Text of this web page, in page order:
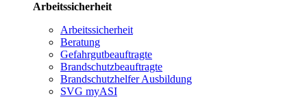
Arbeitssicherheit
Arbeitssicherheit
Beratung
Gefahrgutbeauftragte
Brandschutzbeauftragte
Brandschutzhelfer Ausbildung
SVG myASI